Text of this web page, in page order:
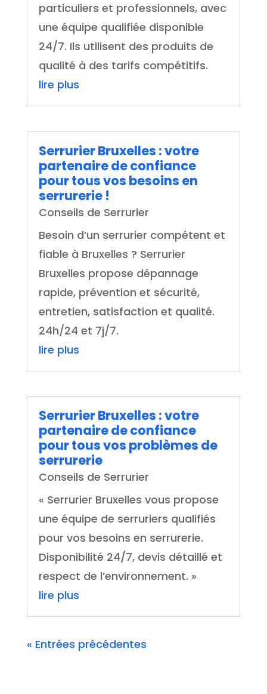
particuliers et professionnels, avec
une équipe qualifiée disponible
24/7. Ils utilisent des produits de
qualité à des tarifs compétitifs.
lire plus
Serrurier Bruxelles : votre
partenaire de confiance
pour tous vos besoins en
serrurerie !
Conseils de Serrurier
Besoin d’un serrurier compétent et
fiable à Bruxelles ? Serrurier
Bruxelles propose dépannage
rapide, prévention et sécurité,
entretien, satisfaction et qualité.
24h/24 et 7j/7.
lire plus
Serrurier Bruxelles : votre
partenaire de confiance
pour tous vos problèmes de
serrurerie
Conseils de Serrurier
« Serrurier Bruxelles vous propose
une équipe de serruriers qualifiés
pour vos besoins en serrurerie.
Disponibilité 24/7, devis détaillé et
respect de l’environnement. »
lire plus
« Entrées précédentes